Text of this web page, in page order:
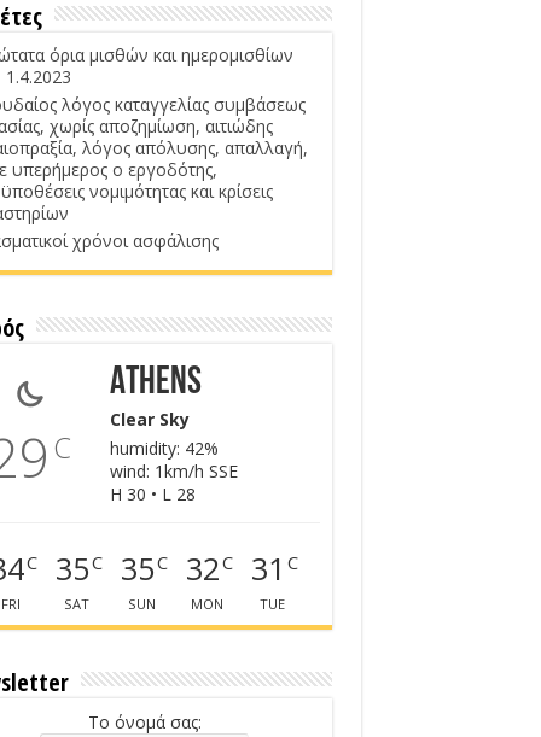
όρια μισθών και ημερομισθίων
λόγος καταγγελίας συμβάσεως
χωρίς αποζημίωση, αιτιώδης
λόγος απόλυσης, απαλλαγή,
υπερήμερος ο εργοδότης,
νομιμότητας και κρίσεις
χρόνοι ασφάλισης
C
Athens
Clear Sky
humidity: 42%
wind: 1km/h SSE
H 30 • L 28
C
FRI
35C
SAT
35C
SUN
32C
MON
31 C
TUE
Το όνομά σας: